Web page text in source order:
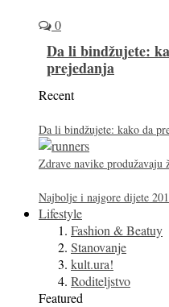
0
Da li bindžujete:
prejedanja
Recent
Da li bindžujete: kako da
Zdrave navike produžavaju
Najbolje i najgore dijete
Lifestyle
Fashion & Beatuy
Stanovanje
kult.ura!
Roditeljstvo
Featured